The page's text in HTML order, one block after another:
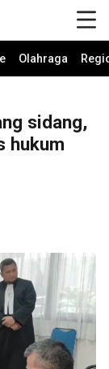
Olahraga
sidang,
hukum